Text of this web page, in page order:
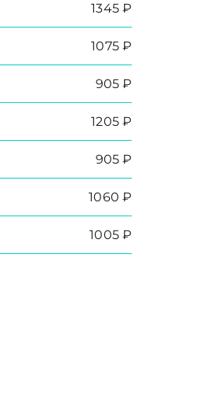
1345 ₽
1075 ₽
905 ₽
1205 ₽
905 ₽
1060 ₽
1005 ₽